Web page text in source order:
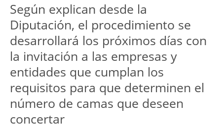
Según explican desde la
Diputación, el procedimiento se
desarrollará los próximos días con
la invitación a las empresas y
entidades que cumplan los
requisitos para que determinen el
número de camas que deseen
concertar